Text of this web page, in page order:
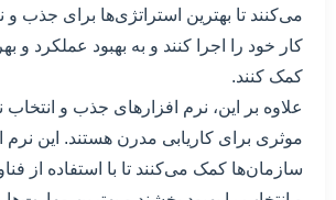
می‌کنند تا بهترین استراتژی‌ها برای جذب
کار خود را اجرا کنند و به بهبود عملکرد و
کمک کنند.
علاوه بر این، نرم افزارهای جذب و انتخاب
موثری برای کاریابی مدرن هستند. این نرم
سازمان‌ها کمک می‌کنند تا با استفاده از